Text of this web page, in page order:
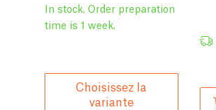
In stock. Order preparation
time is 1 week.
Choisissez la
variante